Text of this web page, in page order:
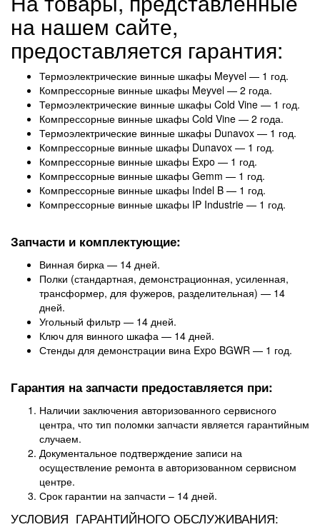
на нашем сайте,
предоставляется гарантия:
Термоэлектрические винные шкафы Meyvel — 1 год.
Компрессорные винные шкафы Meyvel — 2 года.
Термоэлектрические винные шкафы Cold Vine — 1 год.
Компрессорные винные шкафы Cold Vine — 2 года.
Термоэлектрические винные шкафы Dunavox — 1 год.
Компрессорные винные шкафы Dunavox — 1 год.
Компрессорные винные шкафы Expo — 1 год.
Компрессорные винные шкафы Gemm — 1 год.
Компрессорные винные шкафы Indel B — 1 год.
Компрессорные винные шкафы IP Industrie — 1 год.
Запчасти и комплектующие:
Винная бирка — 14 дней.
Полки (стандартная, демонстрационная, усиленная,
трансформер, для фужеров, разделительная) — 14
дней.
Угольный фильтр — 14 дней.
Ключ для винного шкафа — 14 дней.
Стенды для демонстрации вина Expo BGWR — 1 год.
Гарантия на запчасти предоставляется при:
Наличии заключения авторизованного сервисного
центра, что тип поломки запчасти является гарантийным
случаем.
Документальное подтверждение записи на
осуществление ремонта в авторизованном сервисном
центре.
Срок гарантии на запчасти – 14 дней.
УСЛОВИЯ ГАРАНТИЙНОГО ОБСЛУЖИВАНИЯ: